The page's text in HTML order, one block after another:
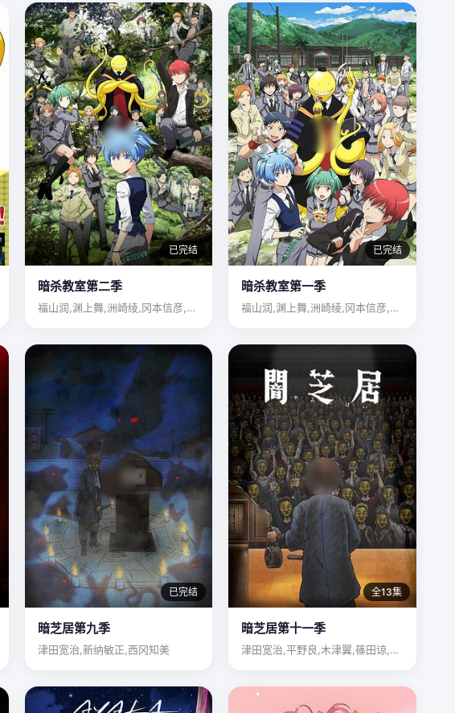
已完结
暗杀教室第二季
福山润,渊上舞,洲崎绫,冈本信彦,佐藤聪美,逢坂良太,浅沼晋…
已完结
暗杀教室第一季
福山润,渊上舞,洲崎绫,冈本信彦,佐藤聪美,逢坂良太,浅沼晋…
已完结
暗芝居第九季
津田宽治,新纳敏正,西冈知美
全13集
暗芝居第十一季
津田宽治,平野良,木津翼,篠田谅,清水优,上杉辉,星野勇太,…